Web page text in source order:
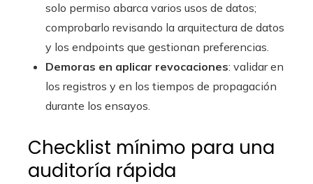
solo permiso abarca varios usos de datos;
comprobarlo revisando la arquitectura de datos
y los endpoints que gestionan preferencias.
Demoras en aplicar revocaciones: validar en
los registros y en los tiempos de propagación
durante los ensayos.
Checklist mínimo para una
auditoría rápida